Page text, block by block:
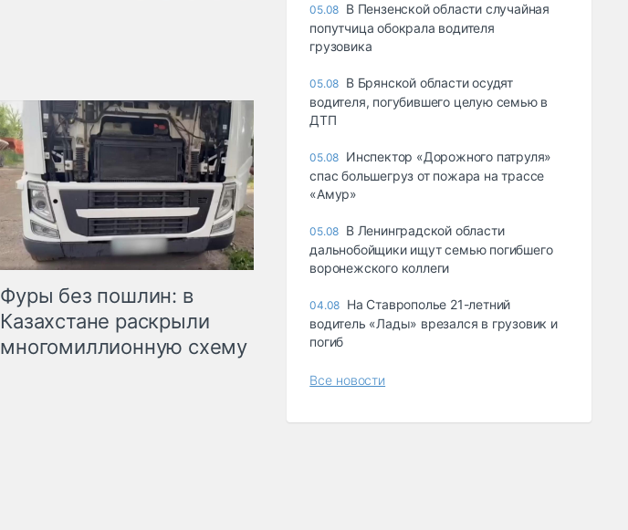
Фуры без пошлин: в
Казахстане раскрыли
многомиллионную схему
05.08 В Пензенской области случайная
попутчица обокрала водителя
грузовика
05.08 В Брянской области осудят
водителя, погубившего целую семью в
ДТП
05.08 Инспектор «Дорожного патруля»
спас большегруз от пожара на трассе
«Амур»
05.08 В Ленинградской области
дальнобойщики ищут семью погибшего
воронежского коллеги
04.08 На Ставрополье 21-летний
водитель «Лады» врезался в грузовик и
погиб
Все новости